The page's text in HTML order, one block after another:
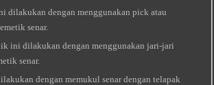
dilakukan dengan menggunakan pick atau
senar.
ini dilakukan dengan menggunakan jari-jari
senar.
dengan memukul senar dengan telapak